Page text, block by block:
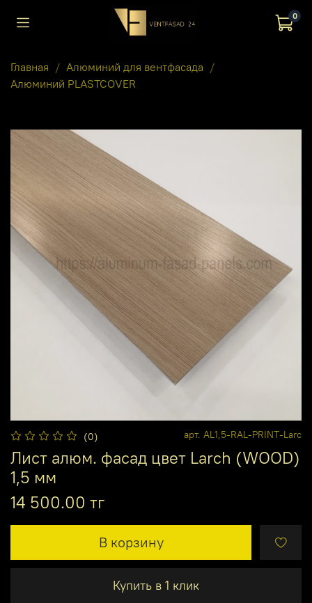
0
Главная
Алюминий для вентфасада
Алюминий PLASTCOVER
(0) арт. AL1,5-RAL-PRINT-Larc
Лист алюм. фасад цвет Larch (WOOD)
1,5 мм
14 500.00 тг
В корзину
Купить в 1 клик